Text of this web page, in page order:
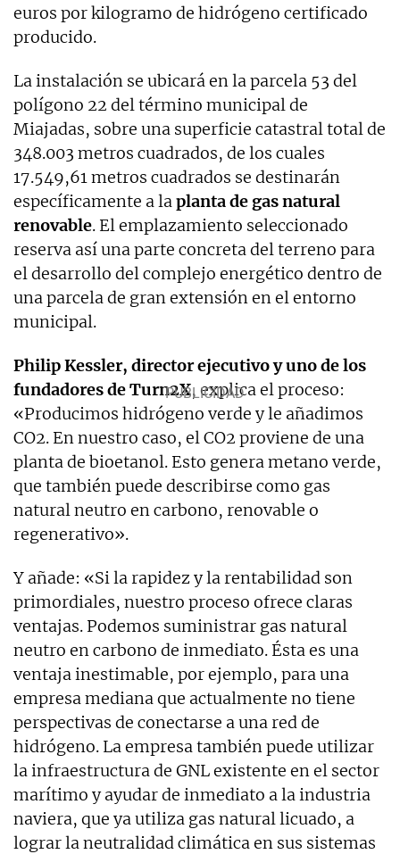
euros por kilogramo de hidrógeno certificado
producido.
La instalación se ubicará en la parcela 53 del
polígono 22 del término municipal de
Miajadas, sobre una superficie catastral total de
348.003 metros cuadrados, de los cuales
17.549,61 metros cuadrados se destinarán
específicamente a laplanta de gas natural
renovable. El emplazamiento seleccionado
reserva así una parte concreta del terreno para
el desarrollo del complejo energético dentro de
una parcela de gran extensión en el entorno
municipal.
Philip Kessler, director ejecutivo y uno de los
fundadores de Turn2X, explica el proceso:
«Producimos hidrógeno verde y le añadimos
CO2. En nuestro caso, el CO2 proviene de una
planta de bioetanol. Esto genera metano verde,
que también puede describirse como gas
natural neutro en carbono, renovable o
regenerativo».
Y añade: «Si la rapidez y la rentabilidad son
primordiales, nuestro proceso ofrece claras
ventajas. Podemos suministrar gas natural
neutro en carbono de inmediato. Ésta es una
ventaja inestimable, por ejemplo, para una
empresa mediana que actualmente no tiene
perspectivas de conectarse a una red de
hidrógeno. La empresa también puede utilizar
la infraestructura de GNL existente en el sector
marítimo y ayudar de inmediato a la industria
naviera, que ya utiliza gas natural licuado, a
lograr la neutralidad climática en sus sistemas